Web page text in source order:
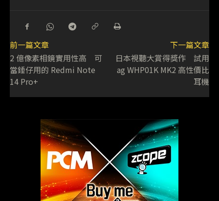
前一篇文章
2 億像素相鏡實用性高 可
當錘仔用的 Redmi Note
14 Pro+
下一篇文章
日本視聽大賞得獎作 試用
ag WHP01K MK2 高性價比
耳機